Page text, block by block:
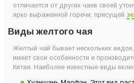
Время заваривания
Посуда
отличается от других чаев своей
ярко выраженной горечи, присущей
Виды желтого чая
Желтый чай бывает нескольких
имеет свои особенности и
Китая. Наиболее известные виды